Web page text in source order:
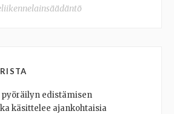
edistämisen
käsittelee ajankohtaisia